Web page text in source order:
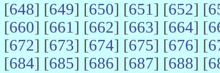
[648] [649] [650] [651] [652] [
[660] [661] [662] [663] [664] [
[672] [673] [674] [675] [676] [
[684] [685] [686] [687] [688] [